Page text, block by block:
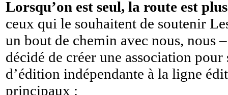
Lorsqu’on est seul, la route est
ceux qui le souhaitent de soutenir
un bout de chemin avec nous, nous
décidé de créer une association
d’édition indépendante à la ligne
principaux :